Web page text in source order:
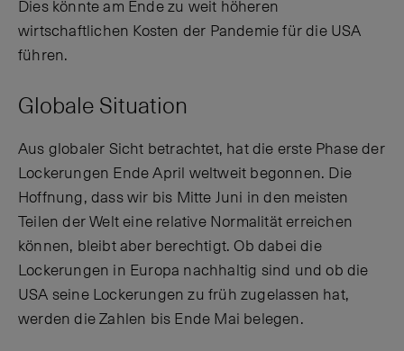
Dies könnte am Ende zu weit höheren
wirtschaftlichen Kosten der Pandemie für die USA
führen.
Globale Situation
Aus globaler Sicht betrachtet, hat die erste Phase der
Lockerungen Ende April weltweit begonnen. Die
Hoffnung, dass wir bis Mitte Juni in den meisten
Teilen der Welt eine relative Normalität erreichen
können, bleibt aber berechtigt. Ob dabei die
Lockerungen in Europa nachhaltig sind und ob die
USA seine Lockerungen zu früh zugelassen hat,
werden die Zahlen bis Ende Mai belegen.